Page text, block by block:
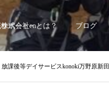
ポート~
株式会社enとは？ ブログ
放課後等デイサービスkonoki万野原新